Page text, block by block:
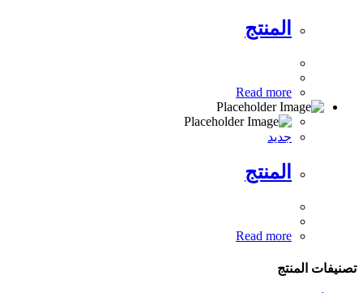
المنتج
Read more
جديد
المنتج
Read more
تصنيفات المنتج